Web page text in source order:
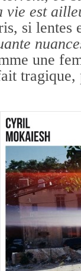
vie est
si lentes
une
tragique,